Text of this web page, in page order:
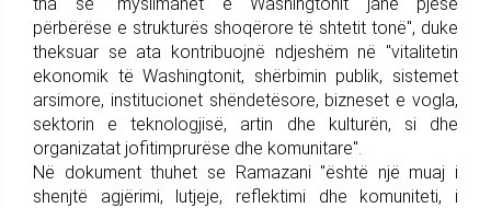
përbërëse e strukturës shoqërore të shtetit tonë", duke
theksuar se ata kontribuojnë ndjeshëm në "vitalitetin
ekonomik të Washingtonit, shërbimin publik, sistemet
arsimore, institucionet shëndetësore, bizneset e vogla,
sektorin e teknologjisë, artin dhe kulturën, si dhe
organizatat jofitimprurëse dhe komunitare".
Në dokument thuhet se Ramazani "është një muaj i
shenjtë agjërimi, lutjeje, reflektimi dhe komuniteti, i